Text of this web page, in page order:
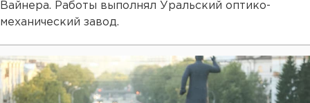
Вайнера. Работы выполнял Уральский оптико-
механический завод.